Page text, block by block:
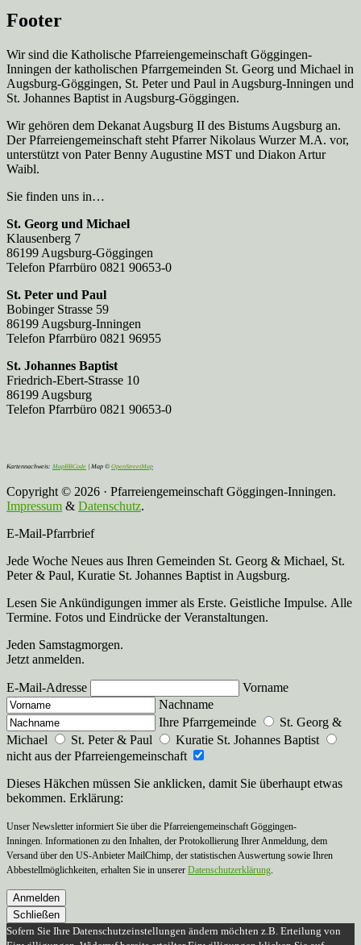
Footer
Wir sind die Katholische Pfarreien­gemeinschaft Göggingen-
Inningen der katholischen Pfarrgemeinden St. Georg und Michael in
Augsburg-Göggingen, St. Peter und Paul in Augsburg-Inningen und
St. Johannes Baptist in Augsburg-Göggingen.
Wir gehören dem Dekanat Augsburg II des Bistums Augsburg an.
Der Pfarreien­gemeinschaft steht Pfarrer Nikolaus Wurzer M.A. vor,
unterstützt von Pater Benny Augustine MST und Diakon Artur
Waibl.
Sie finden uns in…
St. Georg und Michael
Klausenberg 7
86199 Augsburg-Göggingen
Telefon Pfarrbüro 0821 90653-0
St. Peter und Paul
Bobinger Strasse 59
86199 Augsburg-Inningen
Telefon Pfarrbüro 0821 96955
St. Johannes Baptist
Friedrich-Ebert-Strasse 10
86199 Augsburg
Telefon Pfarrbüro 0821 90653-0
Kartennachweis: MapBBCode | Map © OpenStreetMap
Copyright © 2026 · Pfarreiengemeinschaft Göggingen-Inningen.
Impressum & Datenschutz.
E-Mail-Pfarrbrief
Jede Woche Neues aus Ihren Gemeinden St. Georg & Michael, St.
Peter & Paul, Kuratie St. Johannes Baptist in Augsburg.
Lesen Sie Ankündigungen immer als Erste. Geistliche Impulse. Alle
Termine. Fotos und Eindrücke der Veranstaltungen.
Jeden Samstagmorgen.
Jetzt anmelden.
E-Mail-Adresse
Vorname
Nachname
Ihre Pfarrgemeinde
St. Georg &
Michael
St. Peter & Paul
Kuratie St. Johannes Baptist
nicht aus der Pfarreiengemeinschaft
Dieses Häkchen müssen Sie anklicken, damit Sie überhaupt etwas
bekommen. Erklärung:
Unser Newsletter informiert Sie über die Pfarreiengemeinschaft Göggingen-
Inningen. Informationen zu den Inhalten, der Protokollierung Ihrer Anmeldung, dem
Versand über den US-Anbieter MailChimp, der statistischen Auswertung sowie Ihren
Abbestellmöglichkeiten, erhalten Sie in unserer Datenschutzerklärung
Anmelden
Schließen
Sofern Sie Ihre Datenschutzeinstellungen ändern möchten z.B. Erteilung von